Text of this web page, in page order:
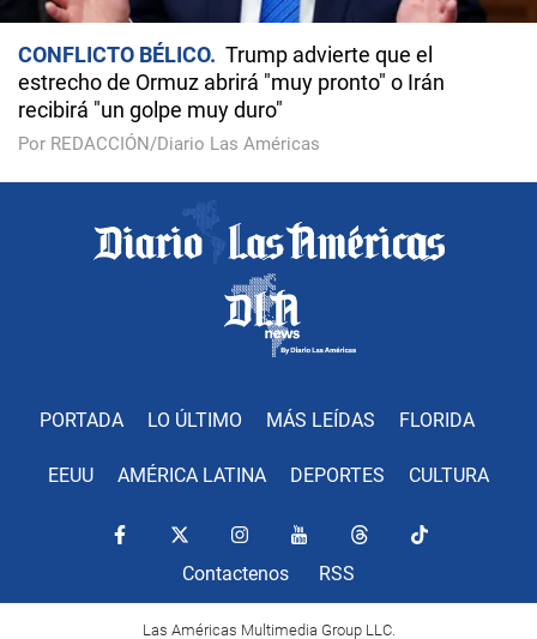
CONFLICTO BÉLICO
Trump advierte que el
estrecho de Ormuz abrirá "muy pronto" o Irán
recibirá "un golpe muy duro"
Por REDACCIÓN/Diario Las Américas
PORTADA LO ÚLTIMO MÁS LEÍDAS FLORIDA
EEUU AMÉRICA LATINA DEPORTES CULTURA
Contactenos RSS
Las Américas Multimedia Group LLC.